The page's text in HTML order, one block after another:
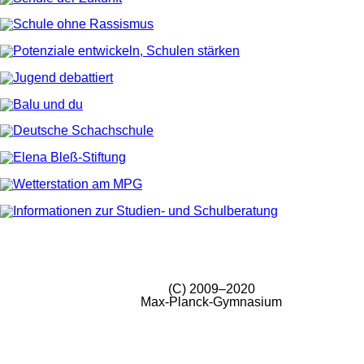
(C) 2009–2020
Max-Planck-Gymnasium